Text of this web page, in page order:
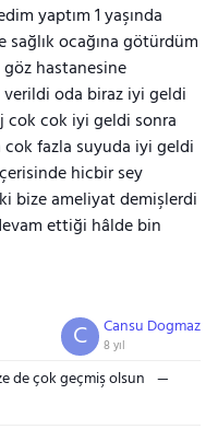
yaptım 1 yaşında
ocağına götürdüm
hastanesine
oda biraz iyi geldi
cok cok iyi geldi sonra
fazla suyuda iyi geldi
hicbir sey
bize ameliyat demişlerdi
ettiği hâlde bin
Cansu Dogmaz
8 yıl
C
de çok geçmiş olsun